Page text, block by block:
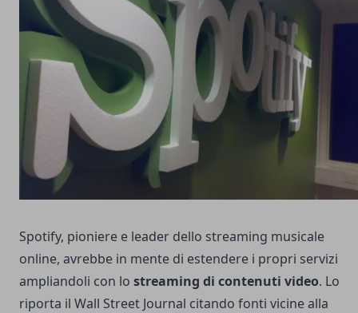
Spotify, pioniere e leader dello streaming musicale
online, avrebbe in mente di estendere i propri servizi
ampliandoli con lo streaming di contenuti video. Lo
riporta il Wall Street Journal citando fonti vicine alla